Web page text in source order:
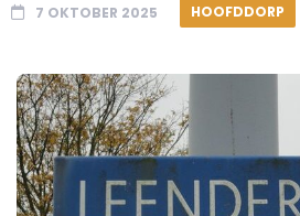
7 OKTOBER 2025 HOOFDDORP